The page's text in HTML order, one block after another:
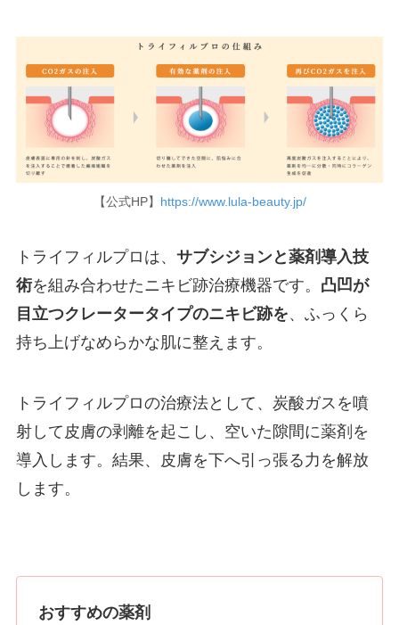
【公式HP】 https://www.lula-beauty.jp/
トライフィルプロは、 サブシジョンと薬剤導入技
術を組み合わせたニキビ跡治療機器です。 凸凹が
目立つクレータータイプのニキビ跡を、ふっくら
持ち上げなめらかな肌に整えます。
トライフィルプロの治療法として、炭酸ガスを噴
射して皮膚の剥離を起こし、空いた隙間に薬剤を
導入します。結果、皮膚を下へ引っ張る力を解放
します。
おすすめの薬剤